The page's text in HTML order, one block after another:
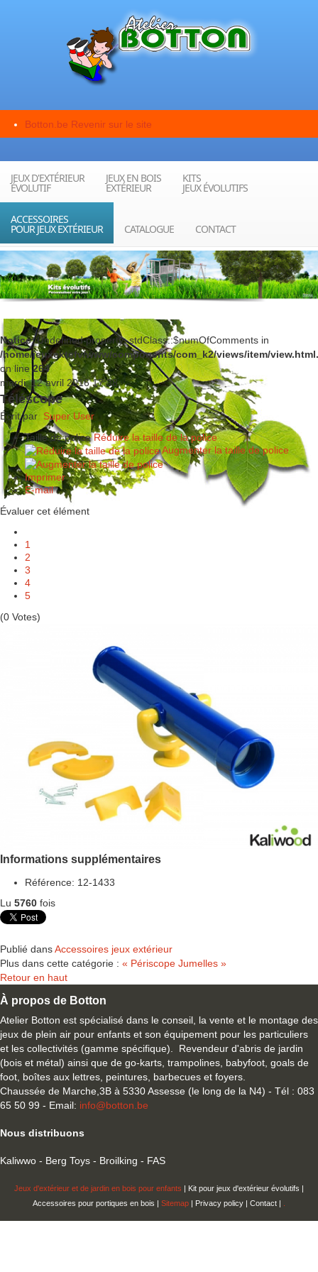
Botton.be Revenir sur le site
JEUX D'EXTÉRIEUR
ÉVOLUTIF
JEUX EN BOIS
EXTÉRIEUR
KITS
JEUX ÉVOLUTIFS
ACCESSOIRES
POUR JEUX EXTÉRIEUR CATALOGUE CONTACT
Notice: Undefined property: stdClass::$numOfComments in
/home/jeuxextefv/www/components/com_k2/views/item/
on line 264
mardi, 12 avril 2016 17:38
Téléscope
Écrit par Super User
Taille de police Réduire la taille de la police
Augmenter la taille de police
Imprimer
E-mail
Évaluer cet élément
1
2
3
4
5
(0 Votes)
Informations supplémentaires
Référence: 12-1433
Lu 5760 fois
Publié dansAccessoires jeux extérieur
Plus dans cette catégorie : « Périscope Jumelles »
Retour en haut
À propos de Botton
Atelier Botton est spécialisé dans le conseil, la vente et le montage des
jeux de plein air pour enfants et son équipement pour les particuliers
et les collectivités (gamme spécifique). Revendeur d'abris de jardin
(bois et métal) ainsi que de go-karts, trampolines, babyfoot, goals de
foot, boîtes aux lettres, peintures, barbecues et foyers.
Chaussée de Marche,3B à 5330 Assesse (le long de la N4) - Tél : 083
65 50 99 - Email: info@botton.be
Nous distribuons
Kaliwwo - Berg Toys - Broilking - FAS
Jeux d'extérieur et de jardin en bois pour enfants | Kit pour jeux d'extérieur évolutifs |
Accessoires pour portiques en bois | Sitemap | Privacy policy | Contact | .